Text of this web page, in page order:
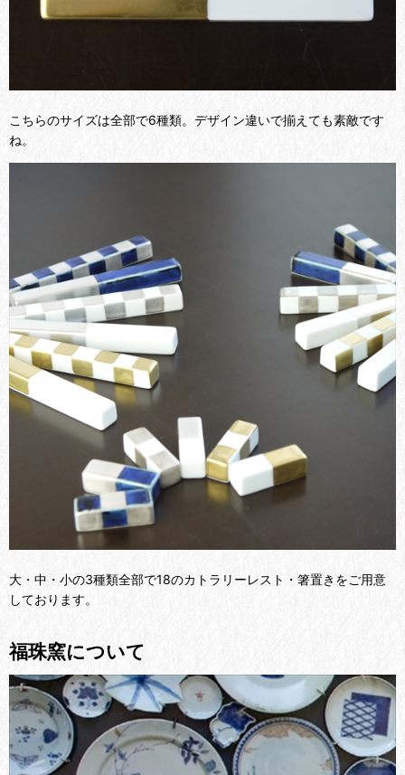
こちらのサイズは全部で6種類。デザイン違いで揃えても素敵です
ね。
大・中・小の3種類全部で18のカトラリーレスト・箸置きをご用意
しております。
福珠窯について